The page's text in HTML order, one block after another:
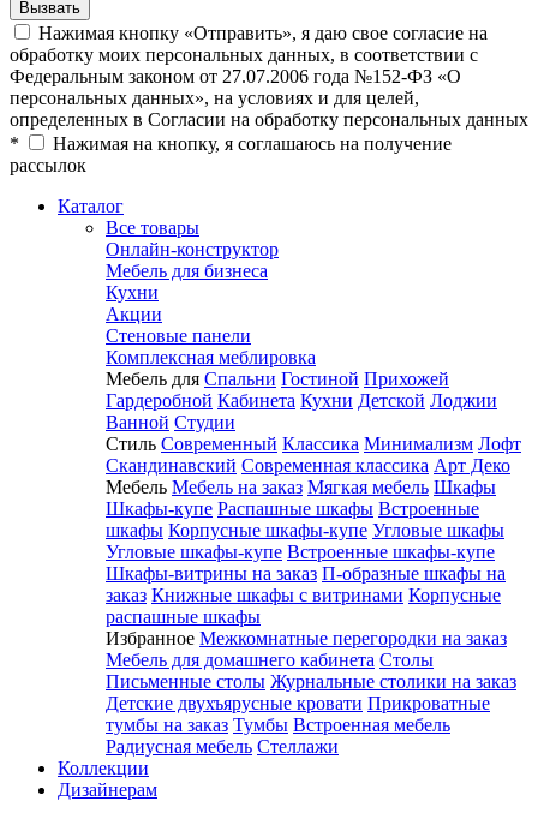
Нажимая кнопку «Отправить», я даю свое согласие на
обработку моих персональных данных, в соответствии с
Федеральным законом от 27.07.2006 года №152-ФЗ «О
персональных данных», на условиях и для целей,
определенных в Согласии на обработку персональных данных
*
Нажимая на кнопку, я соглашаюсь на получение
рассылок
Каталог
Все товары
Онлайн-конструктор
Мебель для бизнеса
Кухни
Акции
Стеновые панели
Комплексная меблировка
Мебель для Спальни Гостиной Прихожей
Гардеробной Кабинета Кухни Детской Лоджии
Ванной Студии
Стиль Современный Классика Минимализм Лофт
Скандинавский Современная классика Арт Деко
Мебель Мебель на заказ Мягкая мебель Шкафы
Шкафы-купе Распашные шкафы Встроенные
шкафы Корпусные шкафы-купе Угловые шкафы
Угловые шкафы-купе Встроенные шкафы-купе
Шкафы-витрины на заказ П-образные шкафы на
заказ Книжные шкафы с витринами Корпусные
распашные шкафы
Избранное Межкомнатные перегородки на заказ
Мебель для домашнего кабинета Столы
Письменные столы Журнальные столики на заказ
Детские двухъярусные кровати Прикроватные
тумбы на заказ Тумбы Встроенная мебель
Радиусная мебель Стеллажи
Коллекции
Дизайнерам